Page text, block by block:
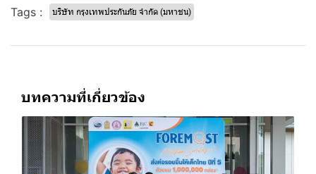
Tags : บริษัท กรุงเทพประกันภัย จำกัด (มหาชน)
บทความที่เกี่ยวข้อง